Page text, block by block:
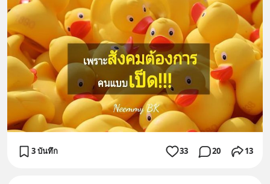
3 บันทึก 33 20 13